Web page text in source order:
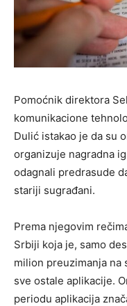
Pomoćnik direktora
komunikacione
Dulić istakao je da su
organizuje nagradna
odagnali predrasude
stariji sugrađani.
Prema njegovim
Srbiji koja je, samo
milion preuzimanja na
sve ostale aplikacije.
periodu aplikacija